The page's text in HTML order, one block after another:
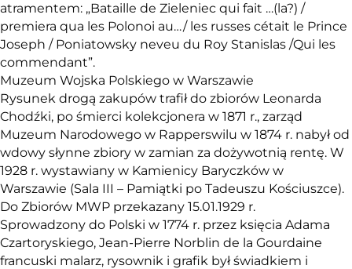
atramentem: „Bataille de Zieleniec qui fait …(la?) /
premiera qua les Polonoi au…/ les russes cétait le Prince
Joseph / Poniatowsky neveu du Roy Stanislas /Qui les
commendant”.
Muzeum Wojska Polskiego w Warszawie
Rysunek drogą zakupów trafił do zbiorów Leonarda
Chodźki, po śmierci kolekcjonera w 1871 r., zarząd
Muzeum Narodowego w Rapperswilu w 1874 r. nabył od
wdowy słynne zbiory w zamian za dożywotnią rentę. W
1928 r. wystawiany w Kamienicy Baryczków w
Warszawie (Sala III – Pamiątki po Tadeuszu Kościuszce).
Do Zbiorów MWP przekazany 15.01.1929 r.
Sprowadzony do Polski w 1774 r. przez księcia Adama
Czartoryskiego, Jean-Pierre Norblin de la Gourdaine
francuski malarz, rysownik i grafik był świadkiem i